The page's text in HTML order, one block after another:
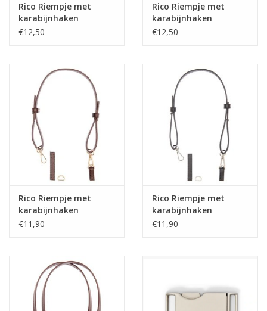
Rico Riempje met
karabijnhaken
12x1085mm zwart
€12,50
Rico Riempje met
karabijnhaken
12x1085mm bruin
€12,50
Rico Riempje met
karabijnhaken
12x785mm bruin
€11,90
Rico Riempje met
karabijnhaken
12x785mm zwart
€11,90